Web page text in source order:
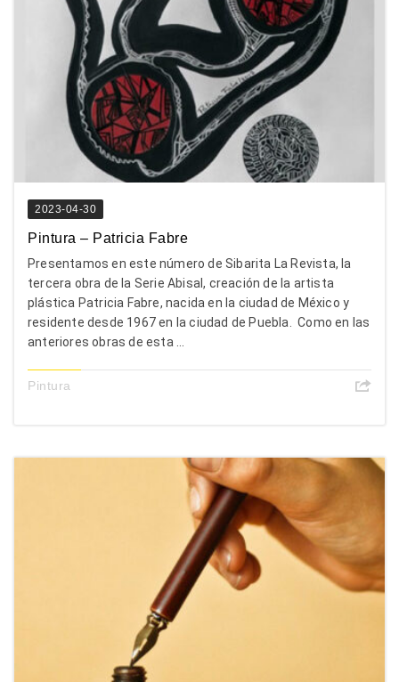
2023-04-30
Pintura – Patricia Fabre
Presentamos en este número de Sibarita La Revista, la
tercera obra de la Serie Abisal, creación de la artista
plástica Patricia Fabre, nacida en la ciudad de México y
residente desde 1967 en la ciudad de Puebla. Como en las
anteriores obras de esta ...
Pintura